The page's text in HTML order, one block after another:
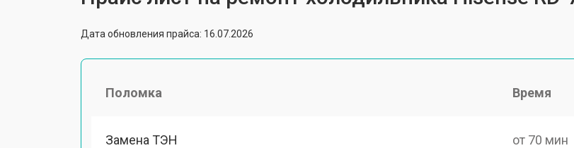
Дата обновления прайса: 16.07.2026
Поломка Время
Замена ТЭН от 70 мин